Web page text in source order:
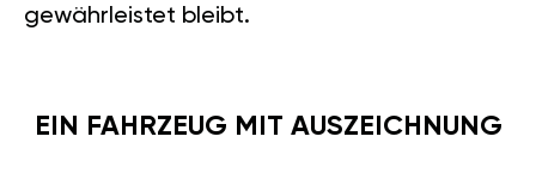
gewährleistet bleibt.
EIN FAHRZEUG MIT AUSZEICHNUNG